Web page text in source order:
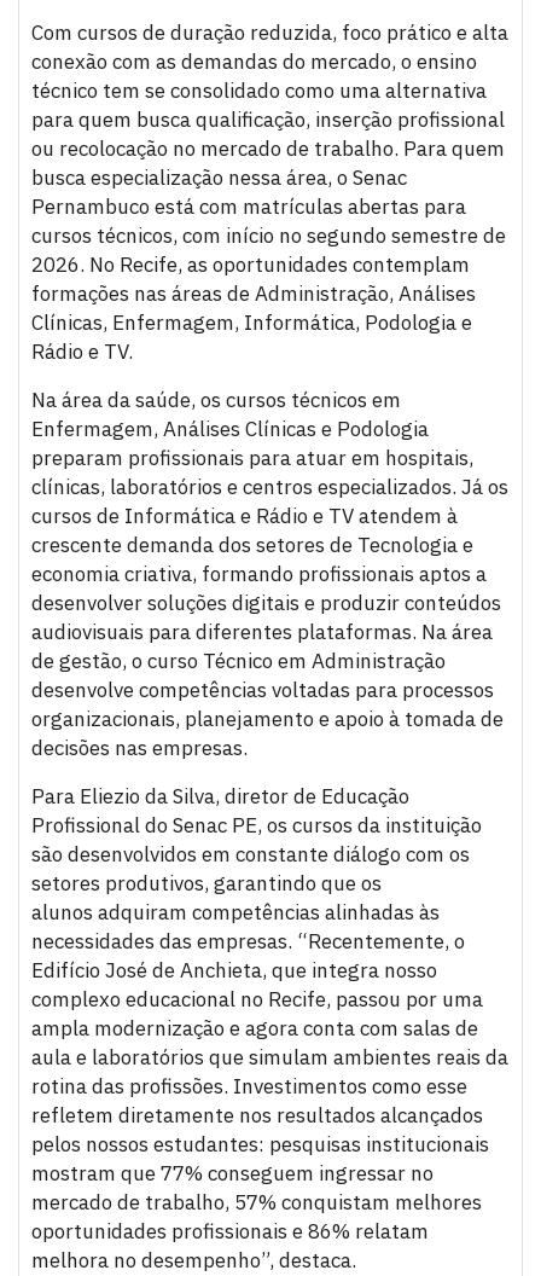
Com cursos de duração reduzida, foco prático e alta
conexão com as demandas do mercado, o ensino
técnico tem se consolidado como uma alternativa
para quem busca qualificação, inserção profissional
ou recolocação no mercado de trabalho. Para quem
busca especialização nessa área, o Senac
Pernambuco está com matrículas abertas para
cursos técnicos, com início no segundo semestre de
2026. No Recife, as oportunidades contemplam
formações nas áreas de Administração, Análises
Clínicas, Enfermagem, Informática, Podologia e
Rádio e TV.
Na área da saúde, os cursos técnicos em
Enfermagem, Análises Clínicas e Podologia
preparam profissionais para atuar em hospitais,
clínicas, laboratórios e centros especializados. Já os
cursos de Informática e Rádio e TV atendem à
crescente demanda dos setores de Tecnologia e
economia criativa, formando profissionais aptos a
desenvolver soluções digitais e produzir conteúdos
audiovisuais para diferentes plataformas. Na área
de gestão, o curso Técnico em Administração
desenvolve competências voltadas para processos
organizacionais, planejamento e apoio à tomada de
decisões nas empresas.
Para Eliezio da Silva, diretor de Educação
Profissional do Senac PE, os cursos da instituição
são desenvolvidos em constante diálogo com os
setores produtivos, garantindo que os
alunos adquiram competências alinhadas às
necessidades das empresas. “Recentemente, o
Edifício José de Anchieta, que integra nosso
complexo educacional no Recife, passou por uma
ampla modernização e agora conta com salas de
aula e laboratórios que simulam ambientes reais da
rotina das profissões. Investimentos como esse
refletem diretamente nos resultados alcançados
pelos nossos estudantes: pesquisas institucionais
mostram que 77% conseguem ingressar no
mercado de trabalho, 57% conquistam melhores
oportunidades profissionais e 86% relatam
melhora no desempenho”, destaca.